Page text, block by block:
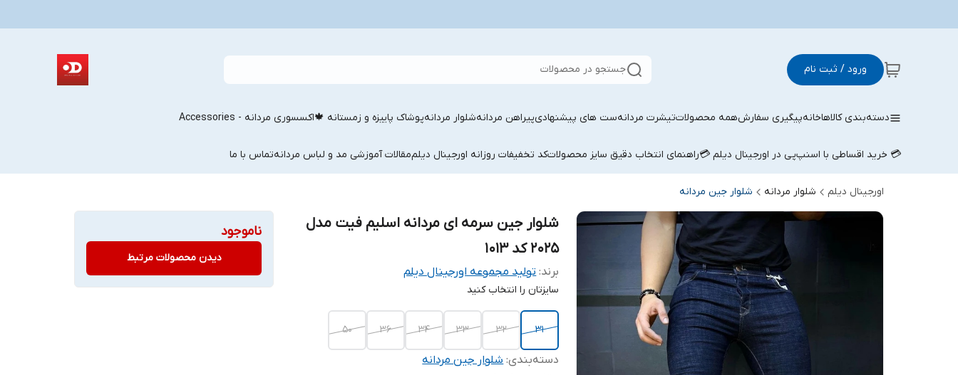
ورود / ثبت نام جستجو در محصولات
دسته‌بندی کالاهاخانهپیگیری سفارشهمه محصولاتتیشرت مردانهست های پیشنهادیپیراهن مردانهشلوار مردانهپوشاک پاییزه و زمستانه 🍁اکسسوری مردانه - Accessories
💳 خرید اقساطی با اسنپ‌پی در اورجینال دیلم 💳راهنمای انتخاب دقیق سایز محصولاتکد تخفیفات روزانه اورجینال دیلممقالات آموزشی مد و لباس مردانهتماس با ما
اورجینال دیلم شلوار مردانه شلوار جین مردانه
شلوار جین سرمه ای مردانه اسلیم فیت مدل
2025 کد ۱۰۱۳
برند: تولید مجموعه اورجینال دیلم
سایزتان را انتخاب کنید
31
32
33
34
36
50
دسته‌بندی:شلوار جین مردانه
ناموجود
دیدن محصولات مرتبط